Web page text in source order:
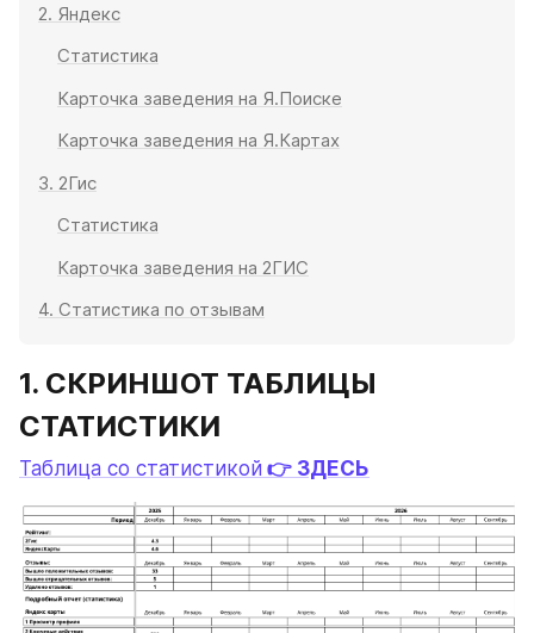
2. Яндекс
Статистика
Карточка заведения на Я.Поиске
Карточка заведения на Я.Картах
3. 2Гис
Статистика
Карточка заведения на 2ГИС
4. Статистика по отзывам
1. СКРИНШОТ ТАБЛИЦЫ
СТАТИСТИКИ
Таблица со статистикой 👉 ЗДЕСЬ